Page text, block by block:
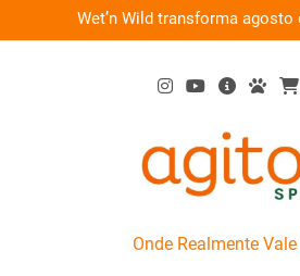
to
Wet’n Wild transforma agosto
AgitoSP
Onde Realmente